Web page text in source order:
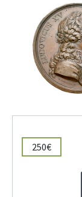
250€